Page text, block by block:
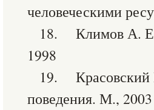
человеческими
18. Климов А. Е.
1998
19. Красовский
поведения. М., 2003